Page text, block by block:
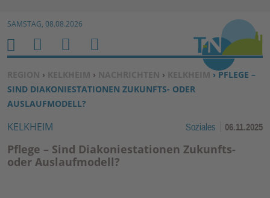
Zum Inhalt springen ↓
SAMSTAG, 08.08.2026
SIE BEFINDEN SICH HIER:
REGION › KELKHEIM › NACHRICHTEN › KELKHEIM › PFLEGE –
SIND DIAKONIESTATIONEN ZUKUNFTS- ODER
AUSLAUFMODELL?
KELKHEIM Soziales 06.11.2025
Pflege – Sind Diakoniestationen Zukunfts-
oder Auslaufmodell?
H
O
M
E
M
E
N
U
S
U
C
H
B
E
N
E
R